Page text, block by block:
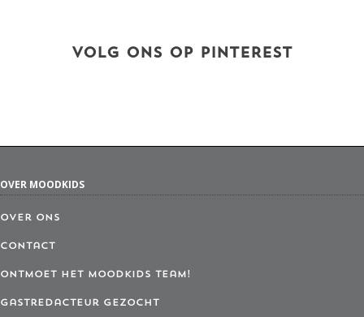
VOLG ONS OP PINTEREST
OVER MOODKIDS
Over ons
Contact
Ontmoet het MoodKids Team!
Gastredacteur gezocht